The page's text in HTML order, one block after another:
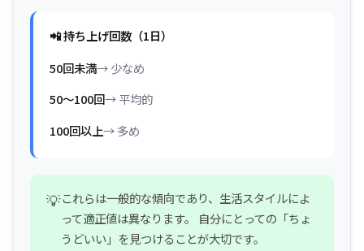
📲 持ち上げ回数（1日）
50回未満→ 少なめ
50〜100回→ 平均的
100回以上→ 多め
これらは一般的な傾向であり、生活スタイルによ
って適正値は異なります。 自分にとっての「ちょ
うどいい」を見つけることが大切です。